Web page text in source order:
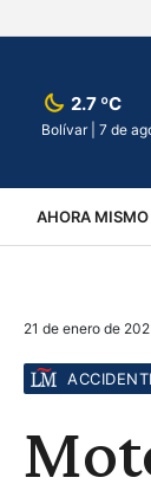
2.7 ºC
Bolívar | 7 de
AHORA MISMO
VIRALES
21 de enero de